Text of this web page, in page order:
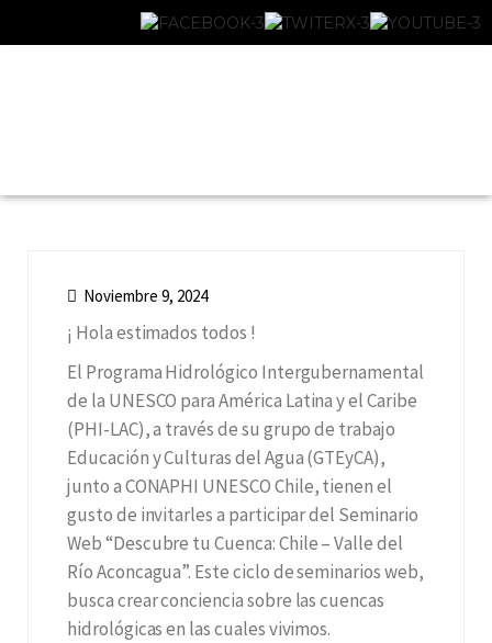
Noviembre 9, 2024
¡ Hola estimados todos !
El Programa Hidrológico Intergubernamental
de la UNESCO para América Latina y el Caribe
(PHI-LAC), a través de su grupo de trabajo
Educación y Culturas del Agua (GTEyCA),
junto a CONAPHI UNESCO Chile, tienen el
gusto de invitarles a participar del Seminario
Web “Descubre tu Cuenca: Chile – Valle del
Río Aconcagua”. Este ciclo de seminarios web,
busca crear conciencia sobre las cuencas
hidrológicas en las cuales vivimos.